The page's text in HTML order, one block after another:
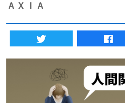
法人様向けサービス
ハラスメント対策資格
質問一覧
ＡＸＩＡ